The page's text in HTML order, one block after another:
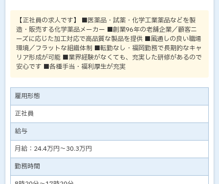
【正社員の求人です】 ■医薬品・試薬・化学工業薬品などを製
造・販売する化学薬品メーカー ■創業96年の老舗企業／顧客ニ
ーズに応じた加工対応で高品質な製品を提供 ■風通しの良い職場
環境／フラットな組織体制 ■転勤なし・福岡勤務で長期的なキャ
リア形成が可能 ■業界経験がなくても、充実した研修があるので
安心です ■各種手当・福利厚生が充実
雇用形態
正社員
給与
月給：24.4万円～30.3万円
勤務時間